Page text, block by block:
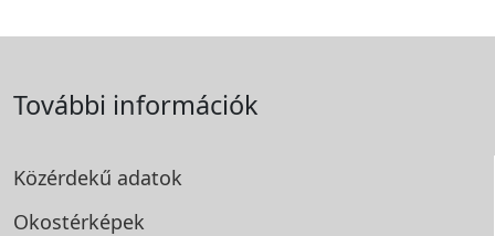
További információk
Közérdekű adatok
Okostérképek